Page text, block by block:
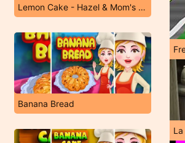
Lemon Cake - Hazel & Mom's Recipes
Banana Bread